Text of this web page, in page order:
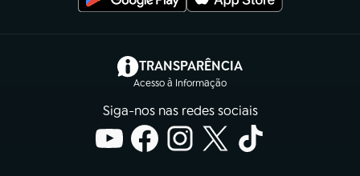
TRANSPARÊNCIA
Acesso à Informação
(abre em nova aba)
Siga-nos nas redes sociais